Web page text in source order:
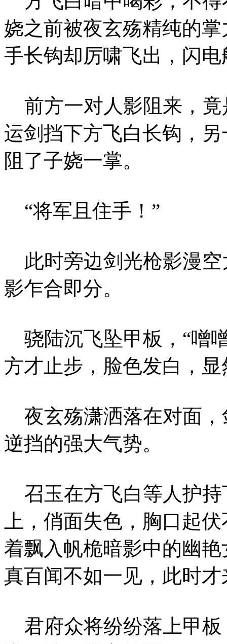
娆之前被夜玄殇精纯的
手长钩却厉啸飞出，闪
前方一对人影阻来，竟
运剑挡下方飞白长钩，
阻了子娆一掌。
“将军且住手！”
此时旁边剑光枪影漫空
影乍合即分。
骁陆沉飞坠甲板，“噌
方才止步，脸色发白，
夜玄殇潇洒落在对面，
逆挡的强大气势。
召玉在方飞白等人护持
上，俏面失色，胸口起
着飘入帆桅暗影中的幽
真百闻不如一见，此时
君府众将纷纷落上甲板